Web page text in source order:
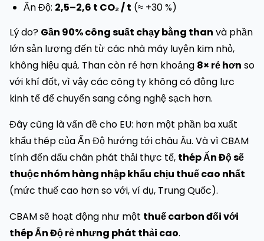
Ấn Độ: 2,5–2,6 t CO₂ / t (≈ +30 %)
Lý do? Gần 90% công suất chạy bằng than và phần
lớn sản lượng đến từ các nhà máy luyện kim nhỏ,
không hiệu quả. Than còn rẻ hơn khoảng 8× rẻ hơn so
với khí đốt, vì vậy các công ty không có động lực
kinh tế để chuyển sang công nghệ sạch hơn.
Đây cũng là vấn đề cho EU: hơn một phần ba xuất
khẩu thép của Ấn Độ hướng tới châu Âu. Và vì CBAM
tính đến dấu chân phát thải thực tế, thép Ấn Độ sẽ
thuộc nhóm hàng nhập khẩu chịu thuế cao nhất
(mức thuế cao hơn so với, ví dụ, Trung Quốc).
CBAM sẽ hoạt động như một thuế carbon đối với
thép Ấn Độ rẻ nhưng phát thải cao.